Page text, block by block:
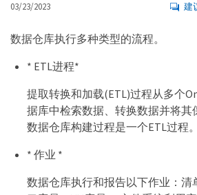
03/23/2023 建
数据仓库执行多种类型的流程。
* ETL进程*
提取转换和加载(ETL)过程从多个
据库中检索数据、转换数据并将其
数据仓库构建过程是一个ETL过程。
* 作业 *
数据仓库执行和报告以下作业：清